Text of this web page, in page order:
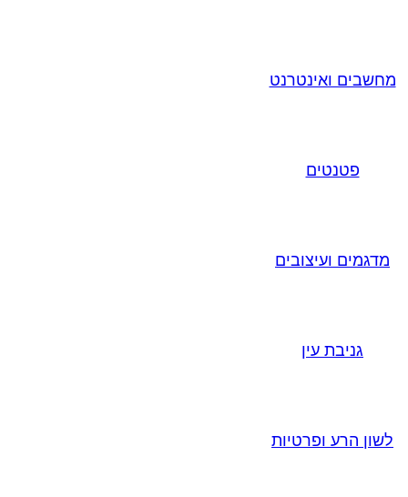
מחשבים ואינטרנט
פטנטים
מדגמים ועיצובים
גניבת עין
לשון הרע ופרטיות